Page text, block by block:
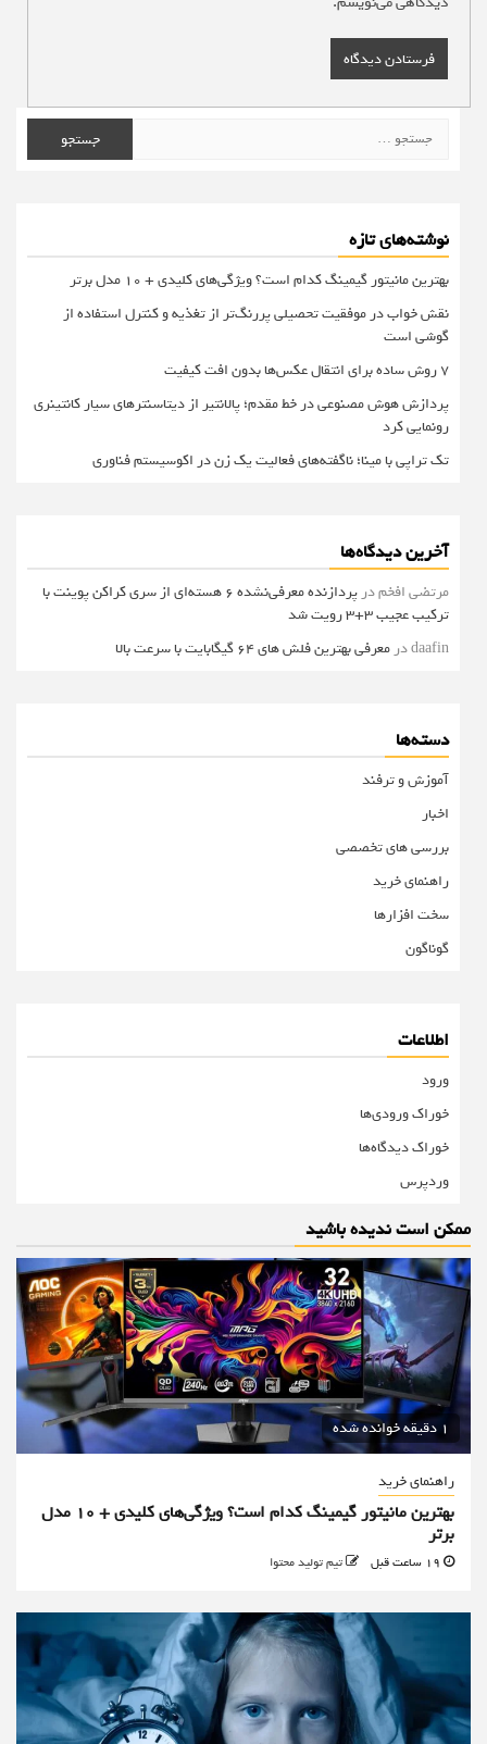
برای:
نوشته‌های تازه
بهترین مانیتور گیمینگ کدام است؟ ویژگی‌های کلیدی + 10 مدل برتر
نقش خواب در موفقیت تحصیلی پررنگ‌تر از تغذیه و کنترل استفاده از
گوشی است
۷ روش ساده برای انتقال عکس‌ها بدون افت کیفیت
پردازش هوش مصنوعی در خط مقدم؛ پالانتیر از دیتاسنترهای سیار کانتینری
رونمایی کرد
تک تراپی با مینا؛ ناگفته‌های فعالیت یک زن در اکوسیستم فناوری
آخرین دیدگاه‌ها
مرتضی افخمدر
پردازنده معرفی‌نشده 6 هسته‌ای از سری کراکن پوینت با
ترکیب عجیب 3+3 رویت شد
daafinدرمعرفی بهترین فلش های 64 گیگابایت با سرعت بالا
دسته‌ها
آموزش و ترفند
اخبار
بررسی های تخصصی
راهنمای خرید
سخت افزارها
گوناگون
اطلاعات
ورود
خوراک ورودی‌ها
خوراک دیدگاه‌ها
وردپرس
ممکن است ندیده باشید
1 دقیقه خوانده شده
راهنمای خرید
بهترین مانیتور گیمینگ کدام است؟ ویژگی‌های کلیدی + 10 مدل
برتر
تیم تولید محتوا